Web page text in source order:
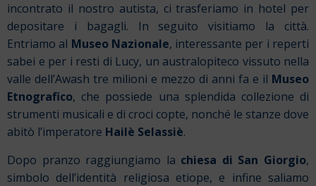
incontrato il nostro autista, ci trasferiamo in hotel per
depositare i bagagli. In seguito visitiamo la città.
Entriamo al Museo Nazionale, interessante per i reperti
sabei e per i resti di Lucy, un australopiteco vissuto nella
valle dell’Awash tre milioni e mezzo di anni fa e il Museo
Etnografico, che possiede una splendida collezione di
strumenti musicali e di croci copte, nonché le stanze dove
abitò l’imperatore Hailè Selassiè.
Dopo pranzo raggiungiamo la chiesa di San Giorgio,
simbolo dell’identità religiosa etiope, e infine saliamo